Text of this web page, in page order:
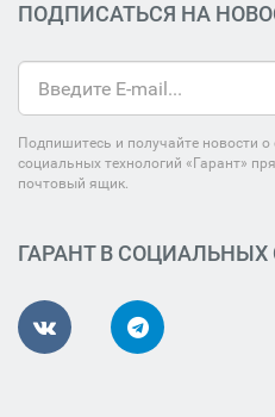
ПОДПИСАТЬСЯ НА
Подпишитесь и получайте новости
социальных технологий «Гарант»
почтовый ящик.
ГАРАНТ В СОЦИАЛЬНЫХ